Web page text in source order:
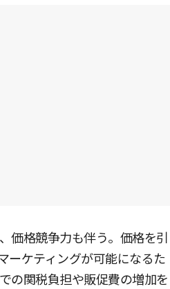
価格競争力も伴う。価格を引
ーケティングが可能になるた
の関税負担や販促費の増加を